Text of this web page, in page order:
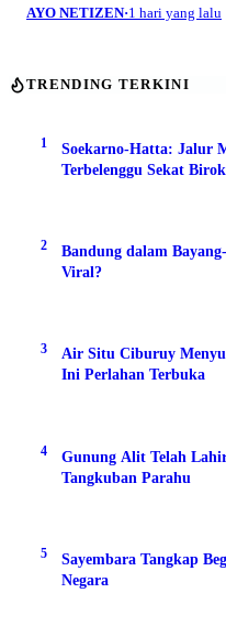
AYO NETIZEN·1 hari yang lalu
TRENDING TERKINI
1
Soekarno-Hatta: Jalur
Terbelenggu Sekat
2
Bandung dalam
Viral?
3
Air Situ Ciburuy
Ini Perlahan Terbuka
4
Gunung Alit Telah
Tangkuban Parahu
5
Sayembara Tangkap
Negara